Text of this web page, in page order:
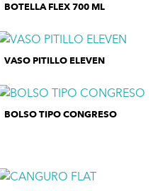
BOTELLA FLEX 700 ML
VASO PITILLO ELEVEN
BOLSO TIPO CONGRESO